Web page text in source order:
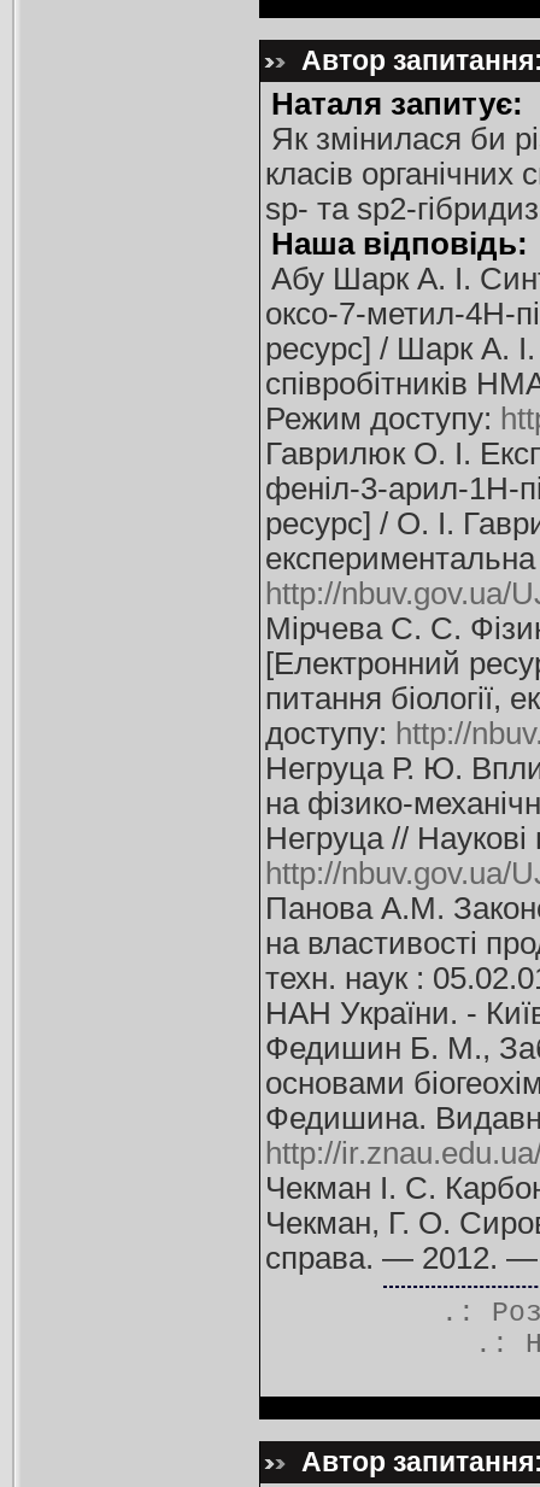
Автор
Наталя запитує:
Як змінилася би
класів
sp- та sp2-
Наша відповідь:
Абу Шарк А. І.
оксо-7-метил-4Н-
ресурс] / Шарк А.
співробітників
Режим доступу:
Гаврилюк О. І.
феніл-3-арил-1Н-
ресурс] / О. І.
http://nbuv.gov.ua/
Мірчева С. С.
[Електронний
питання
доступу: http://
Негруца Р. Ю.
на фізико-
Негруца //
http://nbuv.gov.ua/
Панова А.М.
на властивості
техн. наук :
НАН України. -
Федишин Б. М.,
основами
Федишина.
http://
Чекман І. С.
Чекман, Г. О.
справа. — 2012.
.:
.:
Автор